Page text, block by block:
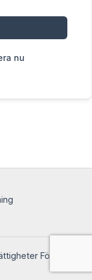
nu
Förbehållna